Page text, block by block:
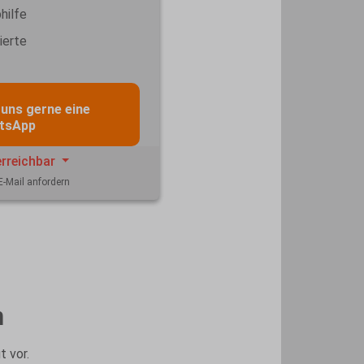
gerne eine
Mail anfordern
vor.